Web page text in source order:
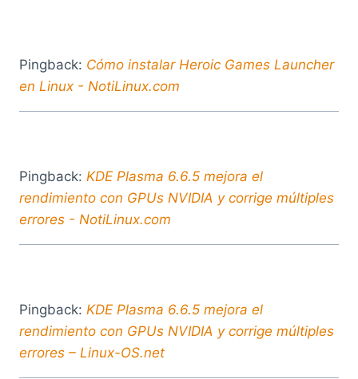
Pingback: Cómo instalar Heroic Games Launcher
en Linux - NotiLinux.com
Pingback: KDE Plasma 6.6.5 mejora el
rendimiento con GPUs NVIDIA y corrige múltiples
errores - NotiLinux.com
Pingback: KDE Plasma 6.6.5 mejora el
rendimiento con GPUs NVIDIA y corrige múltiples
errores – Linux-OS.net